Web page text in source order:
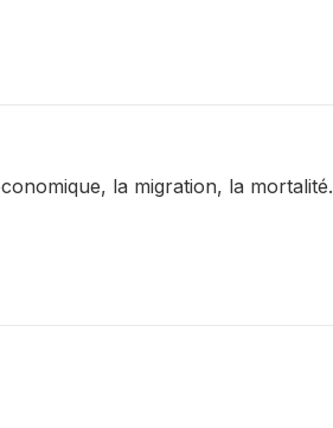
la migration, la mortalité.